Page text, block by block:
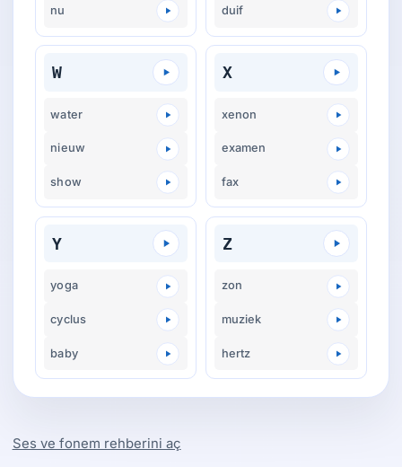
nu duif
W
water
nieuw
show
X
xenon
examen
fax
Y
yoga
cyclus
baby
Z
zon
muziek
hertz
Ses ve fonem rehberini aç